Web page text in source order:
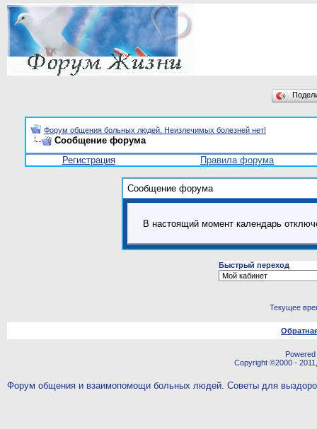
Форум общения больных людей. Неизлечимых болезней нет!
Сообщение форума
Регистрация
Правила форума
Сообщение форума
В настоящий момент календарь
Быстрый переход
Текущее
Copyright ©2000 -
Форум общения и взаимопомощи больных людей. Советы для